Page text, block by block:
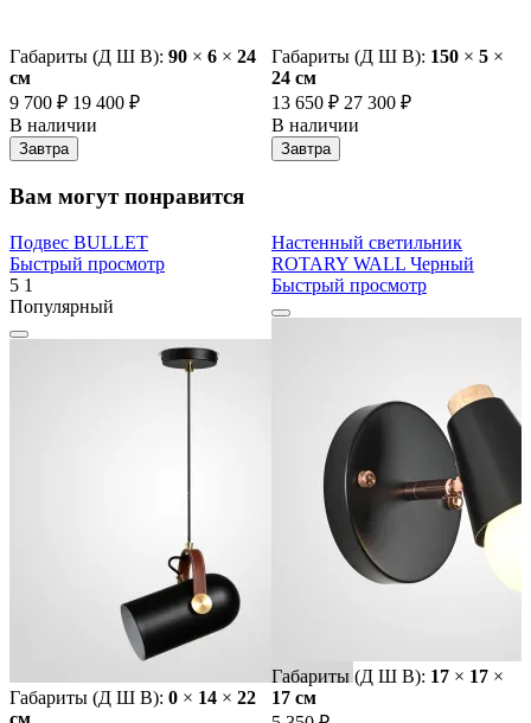
Габариты (Д Ш В): 90 × 6 × 24
cм
9 700 ₽ 19 400 ₽
В наличии
Завтра
Габариты (Д Ш В): 150 × 5 ×
24 cм
13 650 ₽ 27 300 ₽
В наличии
Завтра
Вам могут понравится
Подвес BULLET
Быстрый просмотр
5 1
Популярный
Габариты (Д Ш В): 0 × 14 × 22
cм
Настенный светильник
ROTARY WALL Черный
Быстрый просмотр
Габариты (Д Ш В): 17 × 17 ×
17 cм